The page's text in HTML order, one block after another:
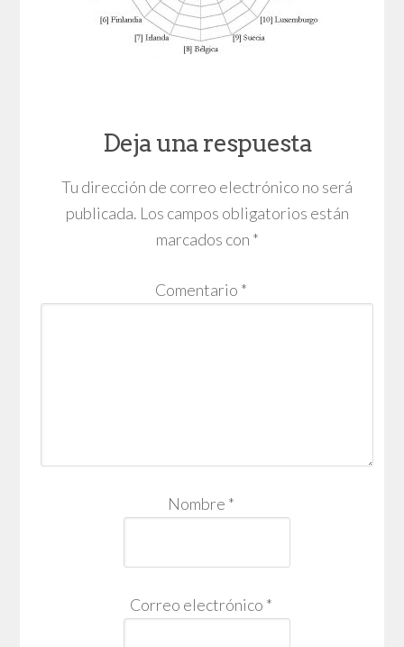
Deja una respuesta
Tu dirección de correo electrónico no será
publicada. Los campos obligatorios están
marcados con *
Comentario *
Nombre *
Correo electrónico *